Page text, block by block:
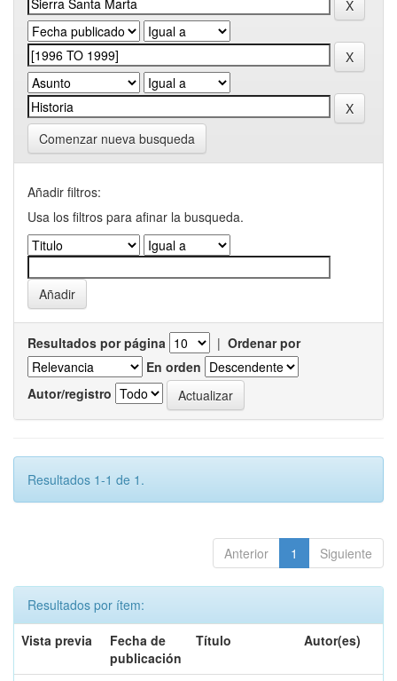
Comenzar nueva busqueda
Añadir filtros:
Usa los filtros para afinar la busqueda.
Resultados por página | Ordenar por
En orden
Autor/registro
Resultados 1-1 de 1.
Anterior 1 Siguiente
Resultados por ítem:
Vista previa
Fecha de
publicación
Título Autor(es)